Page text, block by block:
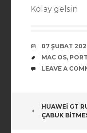
Kolay gelsin
DATE
07 ŞUBAT
TAGS
MAC OS, PORT
COMMENTS
LEAVE A
POST
HUAWEI GT
ÇABUK